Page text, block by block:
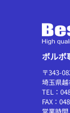
ボルボ
〒343-
埼玉県
TEL：
FAX：
営業時